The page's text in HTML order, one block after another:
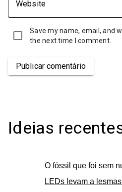
Website
Save my name, email, and
the next time I comment.
Publicar comentário
Ideias
O fóssil que foi sem
LEDs levam a